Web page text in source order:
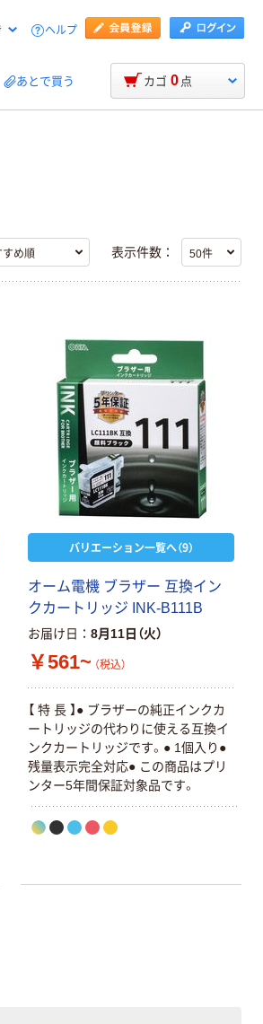
ヘルプ
あとで買う カゴ 0 点
表示件数：
バリエーション一覧へ（9）
オーム電機 ブラザー 互換イン
クカートリッジ INK-B111B
お届け日 8月11日（火）
￥561~ （税込）
【 特 長 】● ブラザーの純正インクカ
ートリッジの代わりに使える互換イ
ンクカートリッジです。● 1個入り●
残量表示完全対応● この商品はプリ
ンター5年間保証対象品です。